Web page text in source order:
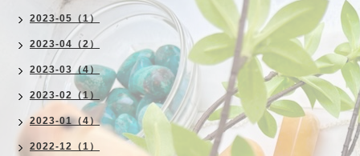
2023-05（1）
2023-04（2）
2023-03（4）
2023-02（1）
2023-01（4）
2022-12（1）